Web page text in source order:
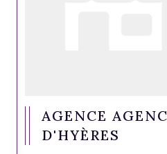
AGENCE
D'HYÈRES